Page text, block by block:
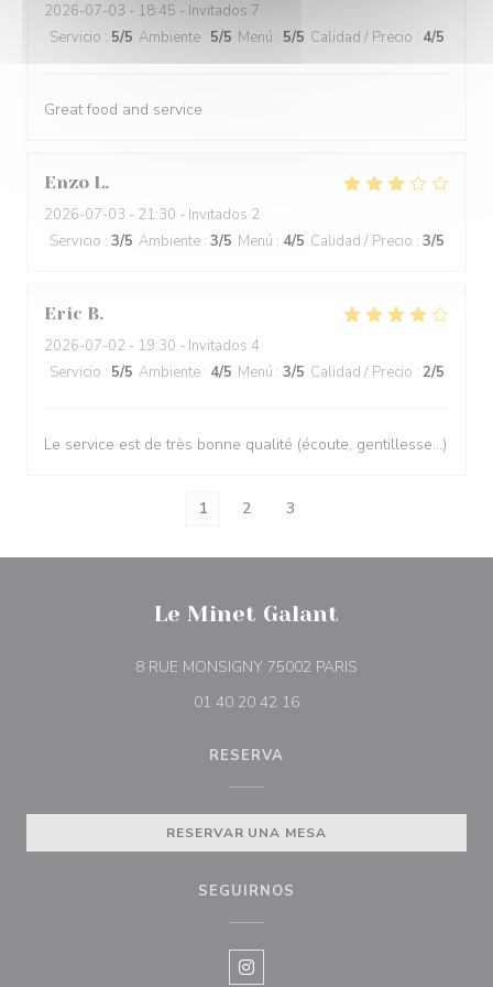
2026-07-03 - 18:45 - Invitados 7
Servicio : 5/5 Ambiente : 5/5 Menú : 5/5 Calidad / Precio : 4/5
Great food and service
Enzo L
2026-07-03 - 21:30 - Invitados 2
Servicio : 3/5 Ambiente : 3/5 Menú : 4/5 Calidad / Precio : 3/5
Eric B
2026-07-02 - 19:30 - Invitados 4
Servicio : 5/5 Ambiente : 4/5 Menú : 3/5 Calidad / Precio : 2/5
Le service est de très bonne qualité (écoute, gentillesse…)
1 2 3
Le Minet Galant
8 RUE MONSIGNY 75002 PARIS
01 40 20 42 16
RESERVA
RESERVAR UNA MESA
SEGUIRNOS
Instagram ((abre en una nueva